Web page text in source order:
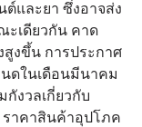
และยา ซึ่งอาจส่ง
เดียวกัน คาด
งขึ้น การประกาศ
ดในเดือนมีนาคม
กังวลเกี่ยวกับ
ราคาสินค้าอุปโภค